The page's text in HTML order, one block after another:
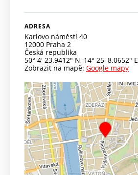
ADRESA
Karlovo náměstí 40
12000 Praha 2
Česká republika
50° 4' 23.9412" N, 14° 25' 8.0652" E
Zobrazit na mapě: Google mapy